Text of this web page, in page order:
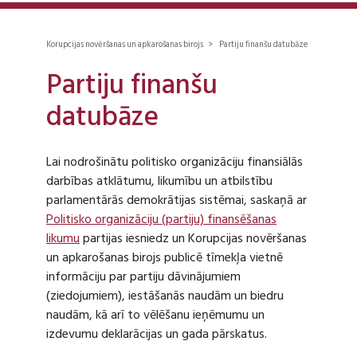
Korupcijas novēršanas un apkarošanas birojs > Partiju finanšu datubāze
Partiju finanšu
datubāze
Lai nodrošinātu politisko organizāciju finansiālās
darbības atklātumu, likumību un atbilstību
parlamentārās demokrātijas sistēmai, saskaņā ar
Politisko organizāciju (partiju) finansēšanas
likumupartijas iesniedz un Korupcijas novēršanas
un apkarošanas birojs publicē tīmekļa vietnē
informāciju par partiju dāvinājumiem
(ziedojumiem), iestāšanās naudām un biedru
naudām, kā arī to vēlēšanu ieņēmumu un
izdevumu deklarācijas un gada pārskatus.